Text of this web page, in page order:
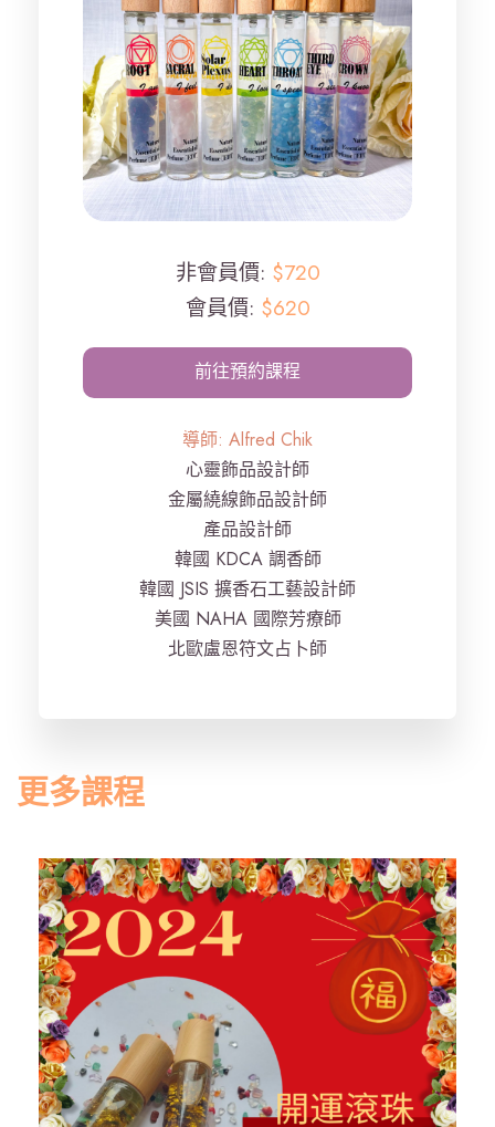
非會員價: $720
會員價: $620
沒有結果…
導師: Alfred Chik
心靈飾品設計師
金屬繞線飾品設計師
產品設計師
韓國 KDCA 調香師
韓國 JSIS 擴香石工藝設計師
美國 NAHA 國際芳療師
北歐盧恩符文占卜師
更多課程